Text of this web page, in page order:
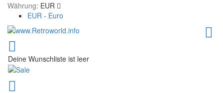
Währung: EUR
EUR - Euro
Deine Wunschliste ist leer